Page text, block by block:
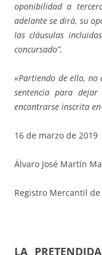
oponibilidad a
adelante se dirá, su
las cláusulas
concursado”.
«Partiendo de ello,
sentencia para
encontrarse inscrita
16 de marzo de 2019
Álvaro José Martín
Registro Mercantil
LA